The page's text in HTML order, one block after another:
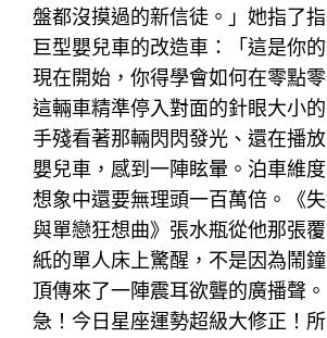
盤都沒摸過的新信徒。」她指了
巨型嬰兒車的改造車：「這是你
現在開始，你得學會如何在零點
這輛車精準停入對面的針眼大小
手殘看著那輛閃閃發光、還在播
嬰兒車，感到一陣眩暈。泊車維
想象中還要無理頭一百萬倍。《
與單戀狂想曲》張水瓶從他那張
紙的單人床上驚醒，不是因為鬧
頂傳來了一陣震耳欲聾的廣播聲
急！今日星座運勢超級大修正！